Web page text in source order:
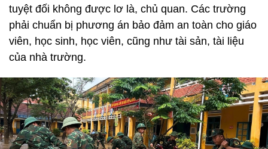
tuyệt đối không được lơ là, chủ quan. Các trường
phải chuẩn bị phương án bảo đảm an toàn cho giáo
viên, học sinh, học viên, cũng như tài sản, tài liệu
của nhà trường.